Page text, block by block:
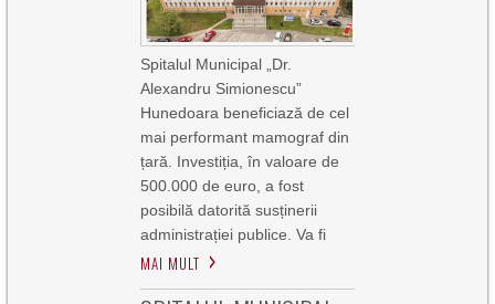
Spitalul Municipal „Dr.
Alexandru Simionescu”
Hunedoara beneficiază de cel
mai performant mamograf din
țară. Investiția, în valoare de
500.000 de euro, a fost
posibilă datorită susținerii
administrației publice. Va fi
MAI MULT